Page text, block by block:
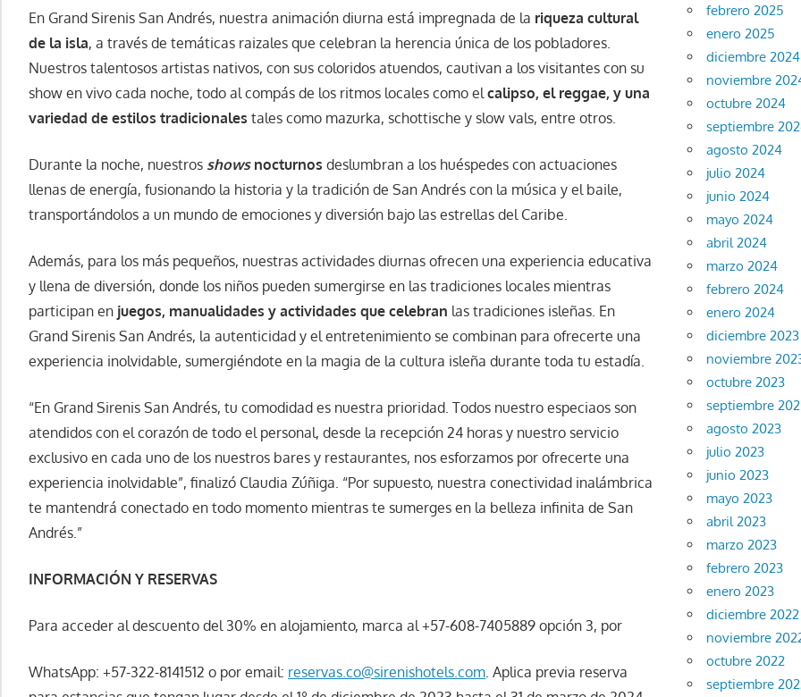
En Grand Sirenis San Andrés, nuestra animación diurna está impregnada de la riqueza cultural
de la isla, a través de temáticas raizales que celebran la herencia única de los pobladores.
Nuestros talentosos artistas nativos, con sus coloridos atuendos, cautivan a los visitantes con su
show en vivo cada noche, todo al compás de los ritmos locales como elcalipso, el reggae, y una
variedad de estilos tradicionales tales como mazurka, schottische y slow vals, entre otros.
Durante la noche, nuestros showsnocturnos deslumbran a los huéspedes con actuaciones
llenas de energía, fusionando la historia y la tradición de San Andrés con la música y el baile,
transportándolos a un mundo de emociones y diversión bajo las estrellas del Caribe.
Además, para los más pequeños, nuestras actividades diurnas ofrecen una experiencia educativa
y llena de diversión, donde los niños pueden sumergirse en las tradiciones locales mientras
participan en juegos, manualidades y actividades que celebran las tradiciones isleñas. En
Grand Sirenis San Andrés, la autenticidad y el entretenimiento se combinan para ofrecerte una
experiencia inolvidable, sumergiéndote en la magia de la cultura isleña durante toda tu estadía.
“En Grand Sirenis San Andrés, tu comodidad es nuestra prioridad. Todos nuestro especiaos son
atendidos con el corazón de todo el personal, desde la recepción 24 horas y nuestro servicio
exclusivo en cada uno de los nuestros bares y restaurantes, nos esforzamos por ofrecerte una
experiencia inolvidable”, finalizó Claudia Zúñiga. “Por supuesto, nuestra conectividad inalámbrica
te mantendrá conectado en todo momento mientras te sumerges en la belleza infinita de San
Andrés.”
INFORMACIÓN Y RESERVAS
Para acceder al descuento del 30% en alojamiento, marca al +57-608-7405889 opción 3, por
WhatsApp: +57-322-8141512 o por email: reservas.co@sirenishotels.com. Aplica previa reserva
febrero 2025
enero 2025
diciembre 2024
noviembre
octubre 2024
septiembre
agosto 2024
julio 2024
junio 2024
mayo 2024
abril 2024
marzo 2024
febrero 2024
enero 2024
diciembre 2023
noviembre
octubre 2023
septiembre
agosto 2023
julio 2023
junio 2023
mayo 2023
abril 2023
marzo 2023
febrero 2023
enero 2023
diciembre 2022
noviembre
octubre 2022
septiembre